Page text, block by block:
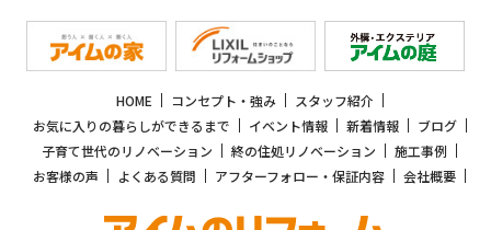
HOME コンセプト・強み
スタッフ紹介
お気に入りの暮らしができるまで
イベント情報 新着情報
ブログ
子育て世代のリノベーション
終の住処リノベーション
施工事例
お客様の声
よくある質問 アフターフォロー・保証内容 会社概要